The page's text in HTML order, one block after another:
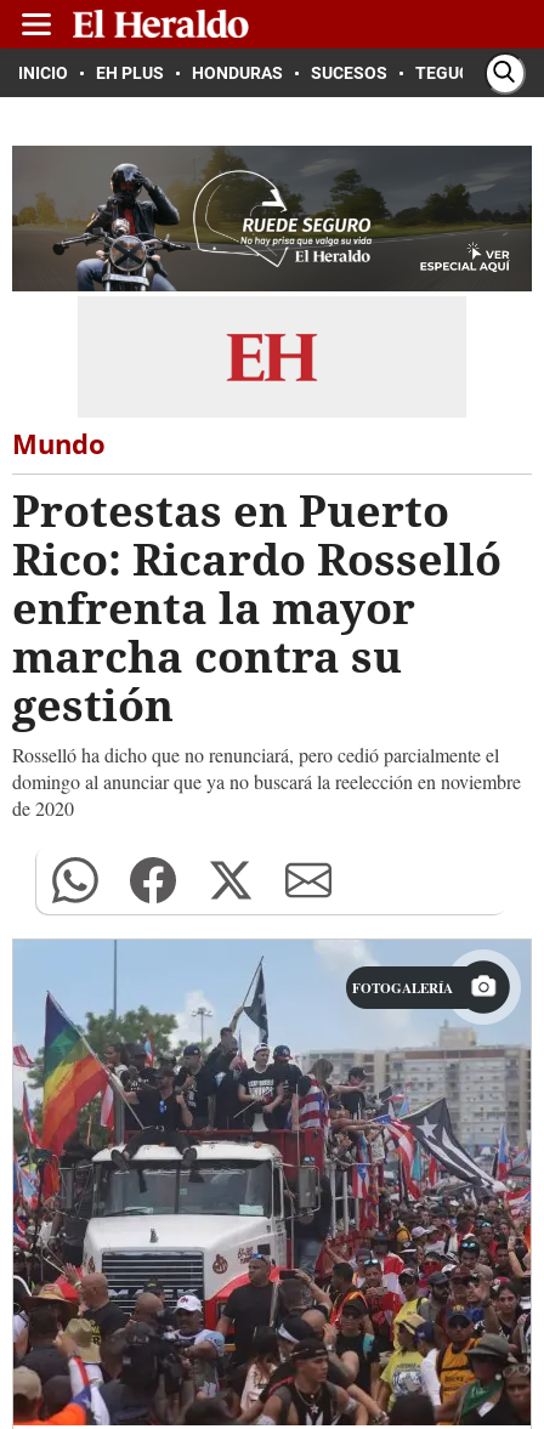
INICIO EH PLUS HONDURAS SUCESOS TEGUCIGALPA
Mundo
Protestas en Puerto
Rico: Ricardo Rosselló
enfrenta la mayor
marcha contra su
gestión
Rosselló ha dicho que no renunciará, pero cedió parcialmente el
domingo al anunciar que ya no buscará la reelección en noviembre
de 2020
FOTOGALERÍA